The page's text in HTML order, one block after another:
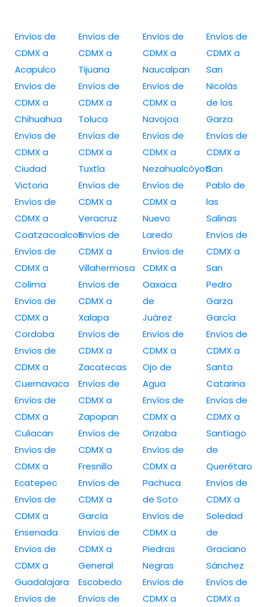
Envíos de
CDMX a
Acapulco
Envíos de
CDMX a
Chihuahua
Envíos de
CDMX a
Ciudad
Victoria
Envíos de
CDMX a
Coatzacoalcos
Envíos de
CDMX a
Colima
Envíos de
CDMX a
Cordoba
Envíos de
CDMX a
Cuernavaca
Envíos de
CDMX a
Culiacan
Envíos de
CDMX a
Ecatepec
Envíos de
CDMX a
Ensenada
Envíos de
CDMX a
Guadalajara
Envíos de
Envíos de
CDMX a
Tijuana
Envíos de
CDMX a
Toluca
Envíos de
CDMX a
Tuxtla
Envíos de
CDMX a
Veracruz
Envíos de
CDMX a
Villahermosa
Envíos de
CDMX a
Xalapa
Envíos de
CDMX a
Zacatecas
Envíos de
CDMX a
Zapopan
Envíos de
CDMX a
Fresnillo
Envíos de
CDMX a
García
Envíos de
CDMX a
General
Escobedo
Envíos de
Envíos de
CDMX a
Naucalpan
Envíos de
CDMX a
Navojoa
Envíos de
CDMX a
Nezahualcóyotl
Envíos de
CDMX a
Nuevo
Laredo
Envíos de
CDMX a
Oaxaca
de
Juárez
Envíos de
CDMX a
Ojo de
Agua
Envíos de
CDMX a
Orizaba
Envíos de
CDMX a
Pachuca
de Soto
Envíos de
CDMX a
Piedras
Negras
Envíos de
CDMX a
Envíos de
CDMX a
San
Nicolás
de los
Garza
Envíos de
CDMX a
San
Pablo de
las
Salinas
Envíos de
CDMX a
San
Pedro
Garza
García
Envíos de
CDMX a
Santa
Catarina
Envíos de
CDMX a
Santiago
de
Querétaro
Envíos de
CDMX a
Soledad
de
Graciano
Sánchez
Envíos de
CDMX a